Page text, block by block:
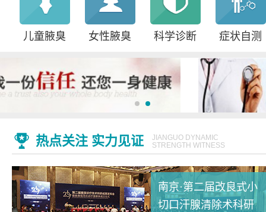
儿童腋臭 女性腋臭 科学诊断 症状自测
热点关注 实力见证
JIANGUO DYNAMIC
STRENGTH WITNESS
南京·第二届改良式小
切口汗腺清除术科研